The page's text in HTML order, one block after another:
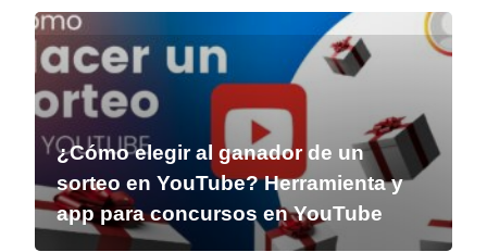
¿Cómo elegir al ganador de un
sorteo en YouTube? Herramienta y
app para concursos en YouTube